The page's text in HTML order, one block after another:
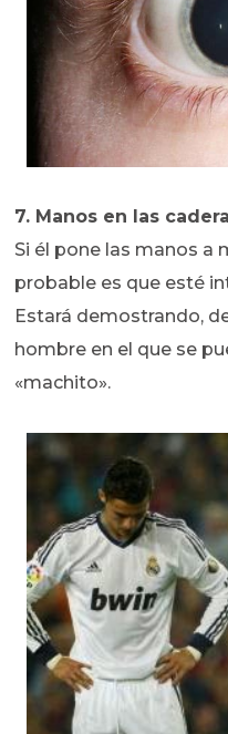
7. Manos en las
Si él pone las manos a
probable es que esté
Estará demostrando,
hombre en el que se
«machito».